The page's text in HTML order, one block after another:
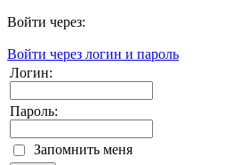
Войти через:
Войти через логин и пароль
Логин:
Пароль:
Запомнить меня